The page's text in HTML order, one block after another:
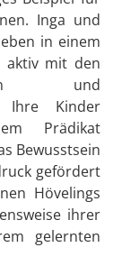
Inga und
in einem
aktiv mit den
und
Ihre Kinder
Prädikat
Bewusstsein
gefördert
Hövelings
ihrer
gelernten